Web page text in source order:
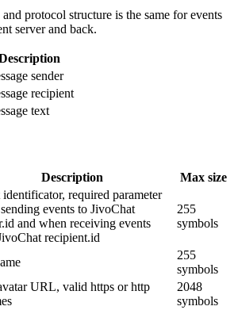
protocol structure is the same for events
server and back.
sender
recipient
text
Description Max size
required parameter
events to JivoChat
and when receiving events
recipient.id
255
symbols
255
symbols
URL, valid https or http
2048
symbols